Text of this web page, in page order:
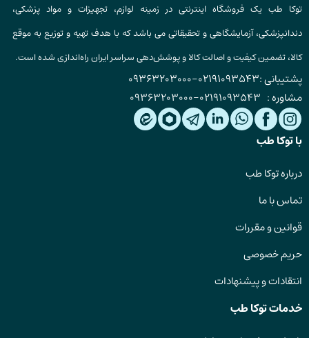
توکا طب یک فروشگاه اینترنتی در زمینه لوازم، تجهیزات و مواد پزشکی،
دندانپزشکی، آزمایشگاهی و تحقیقاتی می باشد که با هدف تهیه و توزیع به موقع
کالا، تضمین کیفیت و اصالت کالا و پوشش‌دهی سراسر ایران راه‌اندازی شده است.
پشتیبانی :02191093543
-
09363203000
مشاوره : 02191093543
-
09363203000
با توکا طب
درباره توکا طب
تماس با ما
قوانین و مقررات
حریم خصوصی
انتقادات و پیشنهادات
خدمات توکا طب